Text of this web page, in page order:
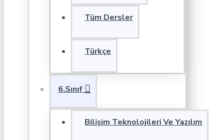
Tüm Dersler
Türkçe
6.Sınıf
Bilişim Teknolojileri Ve Yazılım